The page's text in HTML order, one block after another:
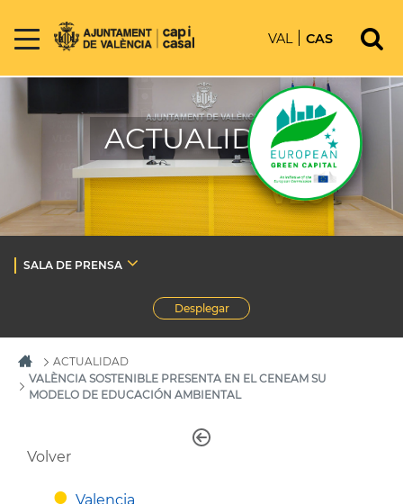
VAL CAS
ACTUALIDAD
SALA DE PRENSA
Desplegar
ACTUALIDAD
VALÈNCIA SOSTENIBLE PRESENTA EN EL CENEAM SU
MODELO DE EDUCACIÓN AMBIENTAL
Volver
Valencia